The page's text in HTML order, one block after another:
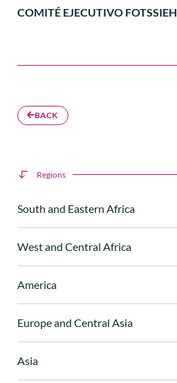
COMITÉ EJECUTIVO FOTSSIEH
BACK
Regions
South and Eastern Africa
West and Central Africa
America
Europe and Central Asia
Asia